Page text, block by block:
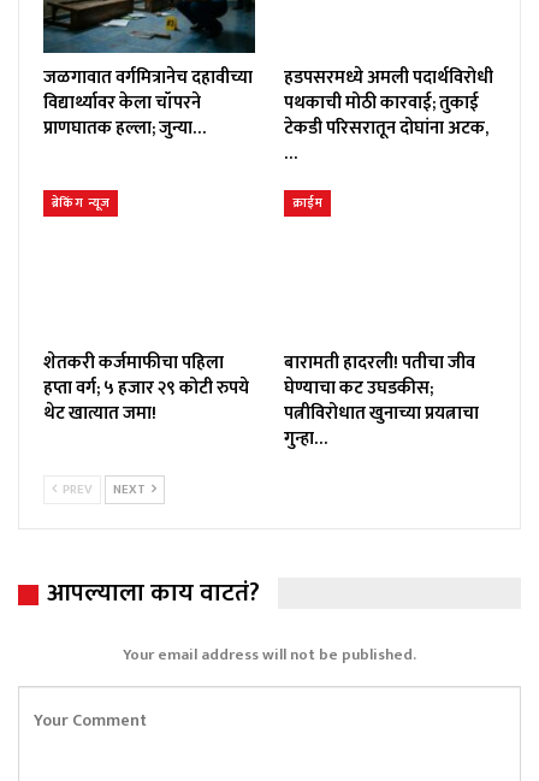
जळगावात वर्गमित्रानेच दहावीच्या
विद्यार्थ्यावर केला चॉपरने
प्राणघातक हल्ला; जुन्या…
हडपसरमध्ये अमली पदार्थविरोधी
पथकाची मोठी कारवाई; तुकाई
टेकडी परिसरातून दोघांना अटक,
…
ब्रेकिंग न्यूज
शेतकरी कर्जमाफीचा पहिला
हप्ता वर्ग; ५ हजार २९ कोटी रुपये
थेट खात्यात जमा!
क्राईम
बारामती हादरली! पतीचा जीव
घेण्याचा कट उघडकीस;
पत्नीविरोधात खुनाच्या प्रयत्नाचा
गुन्हा…
PREV NEXT
आपल्याला काय वाटतं?
Your email address will not be published.